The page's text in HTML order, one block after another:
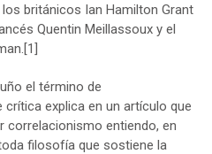
británicos Ian Hamilton Grant
Quentin Meillassoux y el
[1]
el término de
explica en un artículo que
correlacionismo entiendo, en
filosofía que sostiene la